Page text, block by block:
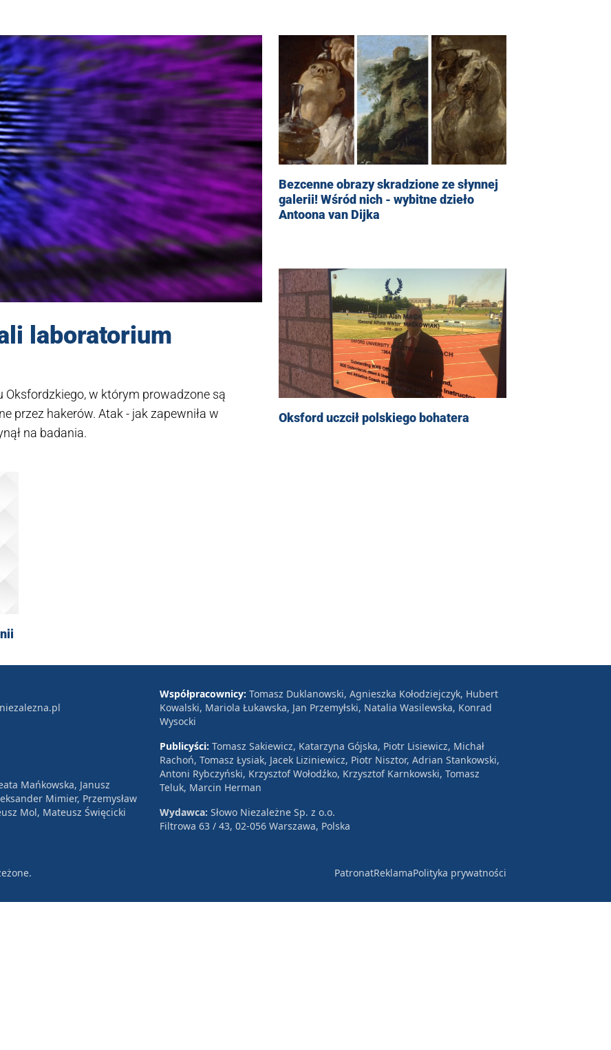
laboratorium
w którym prowadzone są
przez hakerów. Atak - jak zapewniła w
na badania.
Bezcenne obrazy skradzione ze słynnej
galerii! Wśród nich - wybitne dzieło
Antoona van Dijka
Oksford uczcił polskiego bohatera
Mańkowska, Janusz
Mimier, Przemysław
Mol, Mateusz Święcicki
Współpracownicy: Tomasz Duklanowski, Agnieszka Kołodziejczyk, Hubert
Kowalski, Mariola Łukawska, Jan Przemyłski, Natalia Wasilewska, Konrad
Wysocki
Publicyści: Tomasz Sakiewicz, Katarzyna Gójska, Piotr Lisiewicz, Michał
Rachoń, Tomasz Łysiak, Jacek Liziniewicz, Piotr Nisztor, Adrian Stankowski,
Antoni Rybczyński, Krzysztof Wołodźko, Krzysztof Karnkowski, Tomasz
Teluk, Marcin Herman
Wydawca: Słowo Niezależne Sp. z o.o.
Filtrowa 63 / 43, 02-056 Warszawa, Polska
PatronatReklamaPolityka prywatności